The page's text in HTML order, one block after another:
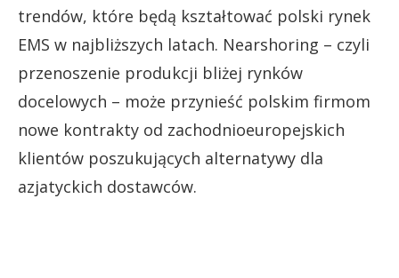
trendów, które będą kształtować polski rynek
EMS w najbliższych latach. Nearshoring – czyli
przenoszenie produkcji bliżej rynków
docelowych – może przynieść polskim firmom
nowe kontrakty od zachodnioeuropejskich
klientów poszukujących alternatywy dla
azjatyckich dostawców.